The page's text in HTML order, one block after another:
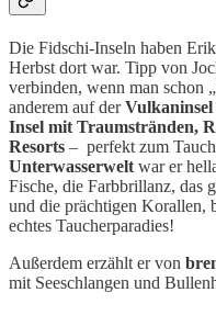
Die Fidschi-Inseln haben
Herbst dort war. Tipp von
verbinden, wenn man schon
anderem auf der
Insel mit Traumstränden,
Resorts – perfekt zum
Unterwasserwelt war er
Fische, die Farbbrillanz, das
und die prächtigen Korallen,
echtes Taucherparadies!
Außerdem erzählt er von
mit Seeschlangen und